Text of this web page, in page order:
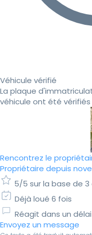
Véhicule vérifié
La plaque
véhicule ont été vérifiés
Rencontrez le
Propriétaire depuis
5/5 sur la base de 3
Déjà loué 6 fois
Réagit dans un
Envoyez un message